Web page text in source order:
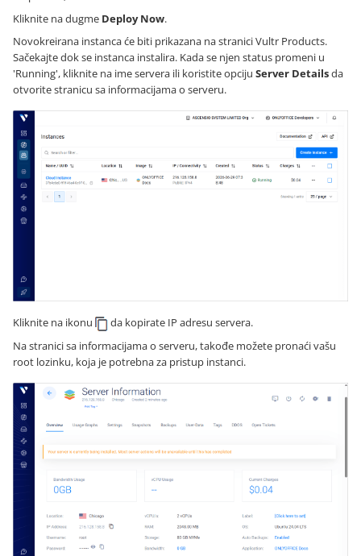
Kliknite na dugme Deploy Now.
Novokreirana instanca će biti prikazana na stranici Vultr Products.
Sačekajte dok se instanca instalira. Kada se njen status promeni u
'Running', kliknite na ime servera ili koristite opciju Server Detailsda
otvorite stranicu sa informacijama o serveru.
Kliknite na ikonu
da kopirate IP adresu servera.
Na stranici sa informacijama o serveru, takođe možete pronaći vašu
root lozinku, koja je potrebna za pristup instanci.